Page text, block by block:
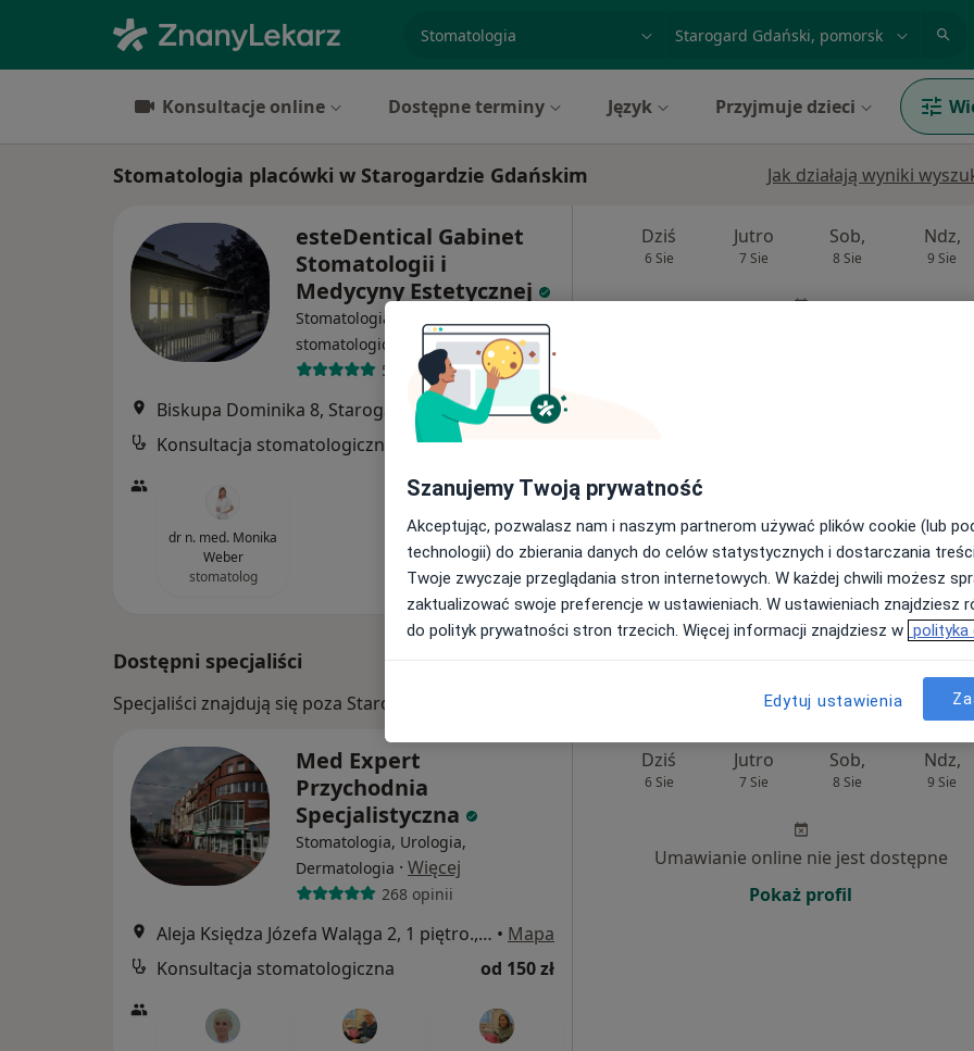
miasto lub dzielnica
Konsultacje online Dostępne terminy Język Przyjmuje dzieci
Stomatologia placówki w Starogardzie Gdańskim Jak działają wyniki
esteDentical Gabinet
Stomatologii i
Medycyny Estetycznej
Stomatologia, Protetyka, Chirurgia
stomatologiczna
Więcej
59 opinii
Biskupa Dominika 8, Starogard Gdański •Mapa
Konsultacja stomatologiczna
dr n. med. Monika
Weber
stomatolog
Dziś
6 Sie
Jutro
7 Sie
Sob,
8 Sie
Ndz,
9 Sie
Dostępni specjaliści
Specjaliści znajdują się poza Starogard Gdański, pomorskie, w obszarach bliskich Twojemu
Med Expert
Przychodnia
Specjalistyczna
Stomatologia, Urologia,
Dermatologia · Więcej
268 opinii
Aleja Księdza Józefa Waląga 2, 1 piętro., Pruszcz Gdański • Mapa
Konsultacja stomatologiczna
od 150 zł
Dziś
6 Sie
Jutro
7 Sie
Sob,
8 Sie
Ndz,
9 Sie
Umawianie online nie jest dostępne
Pokaż profil
Szanujemy Twoją prywatność
Akceptując, pozwalasz nam i naszym partnerom używać plików cookie (lub
technologii) do zbierania danych do celów statystycznych i dostarczania
Twoje zwyczaje przeglądania stron internetowych. W każdej chwili możesz
zaktualizować swoje preferencje w ustawieniach. W ustawieniach znajdziesz
do polityk prywatności stron trzecich. Więcej informacji znajdziesz w polityka
Edytuj ustawienia